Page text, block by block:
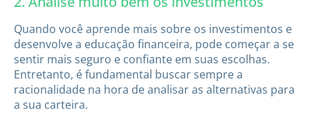
Quando você aprende mais sobre os investimentos e
desenvolve a educação financeira, pode começar a se
sentir mais seguro e confiante em suas escolhas.
Entretanto, é fundamental buscar sempre a
racionalidade na hora de analisar as alternativas para
a sua carteira.